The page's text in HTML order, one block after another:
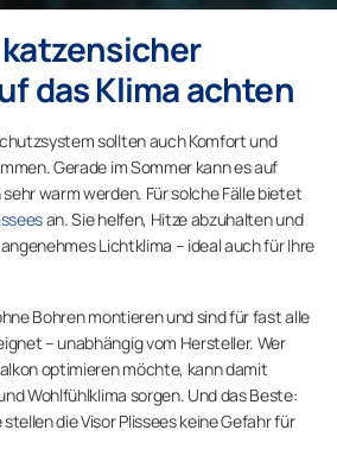
das Klima achten
sollten auch Komfort und
Gerade im Sommer kann es auf
warm werden. Für solche Fälle bietet
an. Sie helfen, Hitze abzuhalten und
Lichtklima – ideal auch für Ihre
Bohren montieren und sind für fast alle
– unabhängig vom Hersteller. Wer
optimieren möchte, kann damit
Wohlfühlklima sorgen. Und das Beste:
die Visor Plissees keine Gefahr für